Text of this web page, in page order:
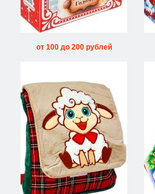
от 100 до 200 рублей